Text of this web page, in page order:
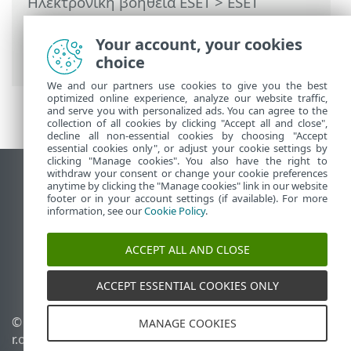
Endpoint Antivirus>Συχνές ερωτήσεις>
Πώς να ελαχιστοποιήσετε το περιβάλλον
χρήστη του ESET Endpoint Antivirus
Προβολή ιστότοπου επιφάνειας εργασίας
End of Life
Γνωσιακή βάση ESET
Ομάδα συζήτησης ESET
ESET Status Portal
Τοπική υποστήριξη
© 1992 - 2026 ESET, spol. s
r.o. - Με την επιφύλαξη
Διαχείριση cookies
Πολιτική cookie
Your account, your cookies
choice
We and our partners use cookies to give you the best
optimized online experience, analyze our website traffic,
and serve you with personalized ads. You can agree to the
collection of all cookies by clicking "Accept all and close",
decline all non-essential cookies by choosing "Accept
essential cookies only", or adjust your cookie settings by
clicking "Manage cookies". You also have the right to
withdraw your consent or change your cookie preferences
anytime by clicking the "Manage cookies" link in our website
footer or in your account settings (if available). For more
information, see ourCookie Policy.
ACCEPT ALL AND CLOSE
ACCEPT ESSENTIAL COOKIES ONLY
MANAGE COOKIES